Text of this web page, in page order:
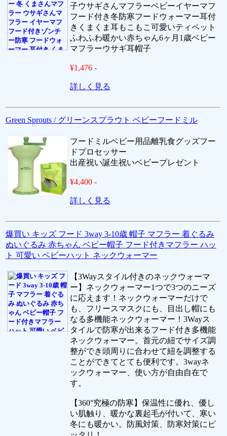
子ウサギさんマフラーベビーイヤーマフ
フード付き冬防寒フードウォーマー耳付
きくまくま耳もこもこ可愛いティペット
ふわふわ暖かい赤ちゃん6ヶ月1歳ベビー
マフラーウサギ耳帽子
¥1,476 -
詳しく見る
Green Sprouts / グリーンスプラウト ベビーフードミル
フードミルベビー用品離乳食グッズフー
ドプロセッサー
出産祝い誕生祝いベビープレゼント
¥4,400 -
詳しく見る
爆買い キッズ フード 3way 3-10歳 帽子 マフラー 着ぐるみ
ぬいぐるみ 赤ちゃん ベビー帽子 フード付きマフラー ハッ
ト 可愛い ベビーハット ネックウォーマー
【3Wayスタイル付きのネックウォーマ
ー】ネックウォーマー1つで3つのニーズ
に応えます！ネックウォーマーだけで
も、フリースマスクにも、目出し帽にも
なる多機能ネックウォーマー！3Wayス
タイルで防寒が出来るフード付き多機能
ネックウォーマー。首元の紐でサイズ調
整ができ頭周りに合わせて紐を調整する
ことができてとても便利です。3wayネ
ックウォーマー、使い方が自由自在で
す。
【360°究極の防寒】保温性に優れ、優し
い肌触り、暖かな裏起毛が付いて、寒い
冬にも暖かい。防風対策、防寒対策にピ